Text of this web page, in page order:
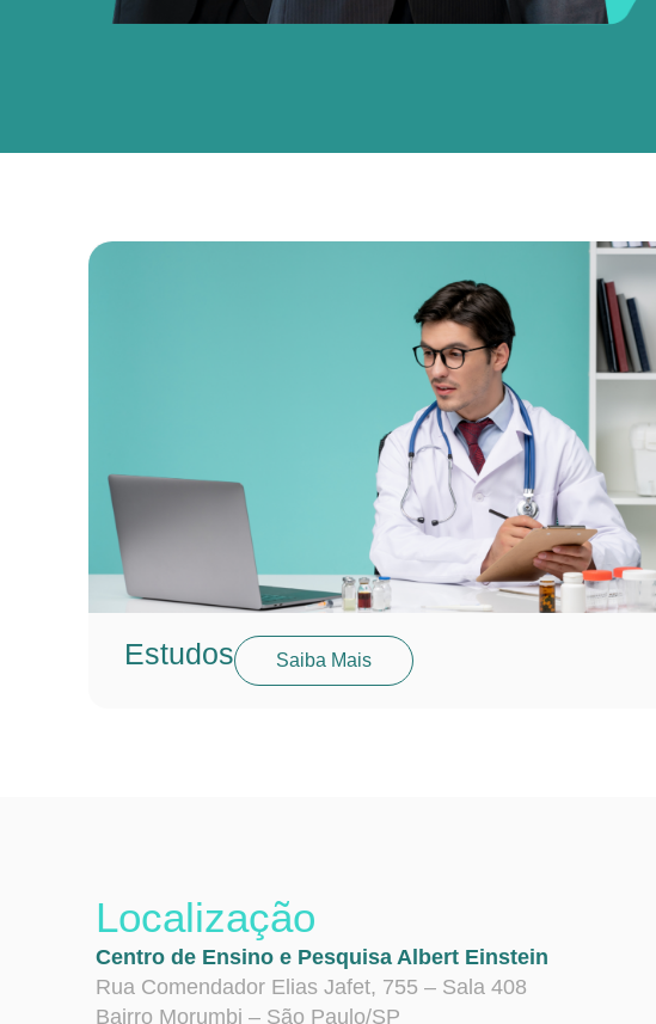
Estudos Saiba Mais
Localização
Centro de Ensino e Pesquisa Albert Einstein
Rua Comendador Elias Jafet, 755 – Sala 408
Bairro Morumbi – São Paulo/SP